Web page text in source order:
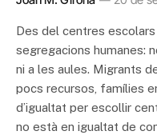
Des del centres
segregacions humanes:
ni a les aules. Migrants
pocs recursos, famílies
d’igualtat per escollir
no està en igualtat de